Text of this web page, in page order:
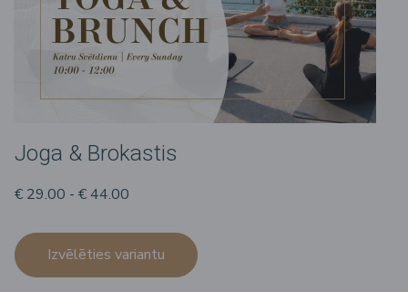
Joga & Brokastis
€ 29.00 - € 44.00
Izvēlēties variantu